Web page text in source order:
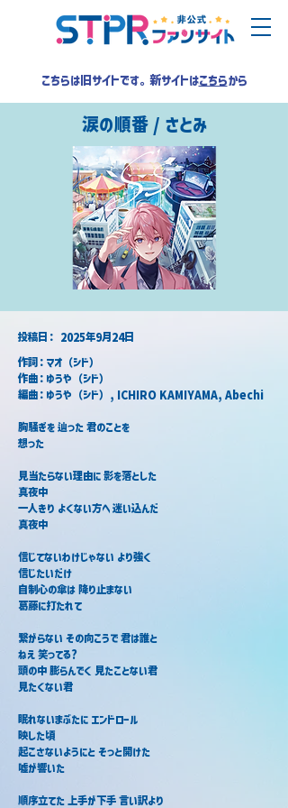
こちらは旧サイトです。新サイトはこちらから
涙の順番 / さとみ
​投稿日： 2025年9月24日
作詞：マオ（シド）
作曲：ゆうや（シド）
編曲：ゆうや（シド）, ICHIRO KAMIYAMA, Abechi
胸騒ぎを 辿った 君のことを
想った
見当たらない理由に 影を落とした
真夜中
一人きり よくない方へ 迷い込んだ
真夜中
信じてないわけじゃない より強く
信じたいだけ
自制心の傘は 降り止まない
葛藤に打たれて
繋がらない その向こうで 君は誰と
ねえ 笑ってる?
頭の中 膨らんでく 見たことない君
見たくない君
眠れないまぶたに エンドロール
映した頃
起こさないようにと そっと開けた
嘘が響いた
順序立てた 上手が下手 言い訳より